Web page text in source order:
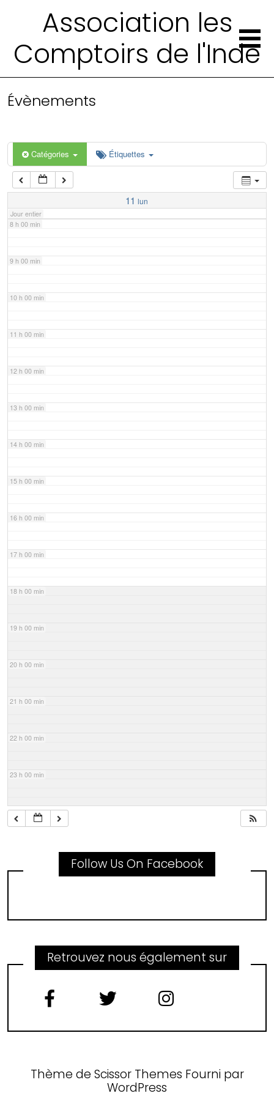
Association les
Comptoirs de l'Inde
Évènements
Catégories Étiquettes
11 lun
Jour entier
4 h 00 min
6 h 00 min
7 h 00 min
8 h 00 min
9 h 00 min
10 h 00 min
11 h 00 min
12 h 00 min
13 h 00 min
14 h 00 min
15 h 00 min
16 h 00 min
17 h 00 min
18 h 00 min
19 h 00 min
20 h 00 min
21 h 00 min
22 h 00 min
23 h 00 min
Follow Us On Facebook
Retrouvez nous également sur
Thème de Scissor Themes Fourni par
WordPress